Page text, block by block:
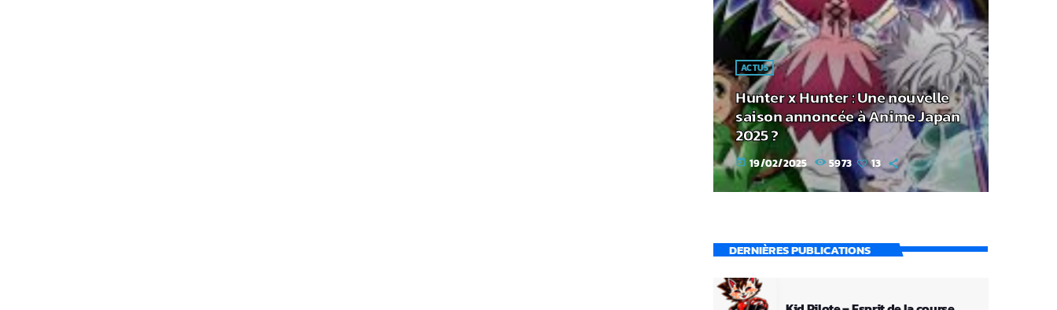
ACTUS
Hunter x Hunter : Une nouvelle
saison annoncée à Anime Japan
2025 ?
today 19/02/2025 5973 13
DERNIÈRES PUBLICATIONS